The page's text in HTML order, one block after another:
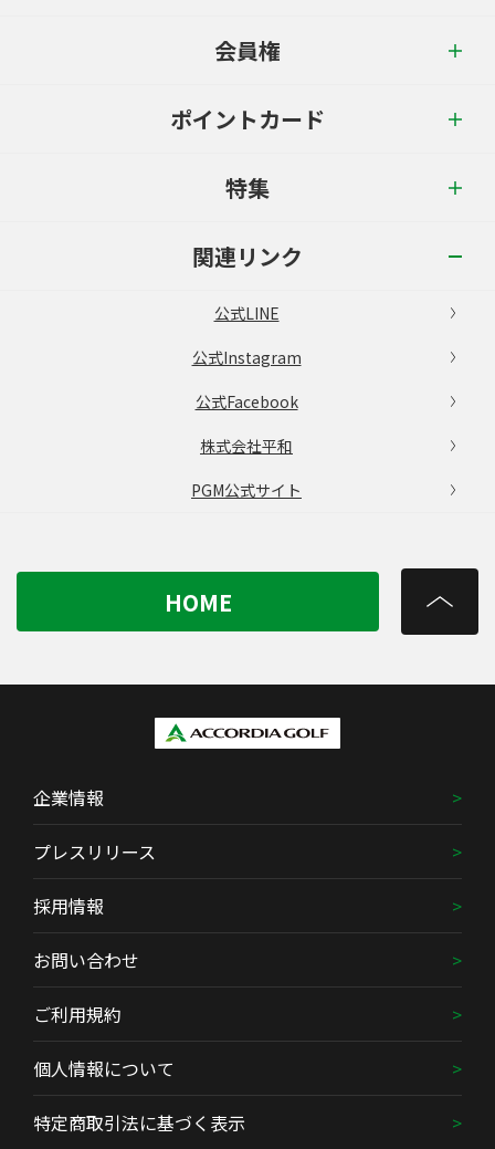
会員権
ポイントカード
特集
関連リンク
公式LINE
公式Instagram
公式Facebook
株式会社平和
PGM公式サイト
HOME
企業情報
プレスリリース
採用情報
お問い合わせ
ご利用規約
個人情報について
特定商取引法に基づく表示